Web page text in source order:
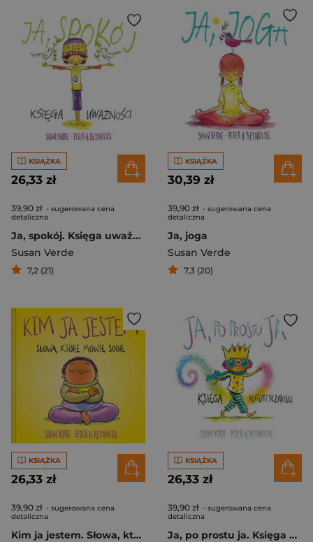
KSIĄŻKA
26,33 zł
39,90 zł - sugerowana cena
detaliczna
Ja, spokój. Księga uważności
Susan Verde
7,2 (21)
KSIĄŻKA
30,39 zł
39,90 zł - sugerowana cena
detaliczna
Ja, joga
Susan Verde
7,3 (20)
KSIĄŻKA
26,33 zł
39,90 zł - sugerowana cena
detaliczna
Kim ja jestem. Słowa, które mówię sobie Słowa, które mówię sobie
KSIĄŻKA
26,33 zł
39,90 zł - sugerowana cena
detaliczna
Ja, po prostu ja. Księga autentyczności. Ja. Uważność i emocje